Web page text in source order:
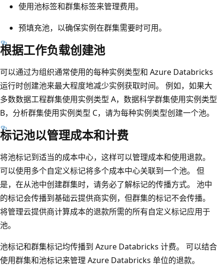
使用池标签和群集标签来管理费用。
预填充池，以确保实例在群集需要时可用。
根据工作负载创建池
可以通过为组织通常使用的每种实例类型和 Azure Databricks
运行时创建池来最大程度地减少实例获取时间。 例如，如果大
多数数据工程群集使用实例类型 A，数据科学群集使用实例类型
B，分析群集使用实例类型 C，请为每种实例类型创建一个池。
标记池以管理成本和计费
将池标记到适当的成本中心，这样可以管理成本和使用退款。
可以使用多个自定义标记将多个成本中心关联到一个池。 但
是，在从池中创建群集时，请务必了解标记的传播方式。 池中
的标记会传播到基础云提供商实例，但群集的标记不会传播。
将管理云提供商计算成本的退款所需的所有自定义标记应用于
池。
池标记和群集标记均传播到 Azure Databricks 计费。 可以结合
使用群集和池标记来管理 Azure Databricks 单位的退款。